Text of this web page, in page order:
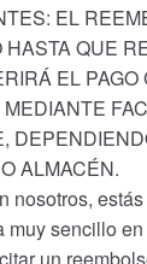
EL
QUE
EL
ALMACÉN.
nosotros,
muy sencillo